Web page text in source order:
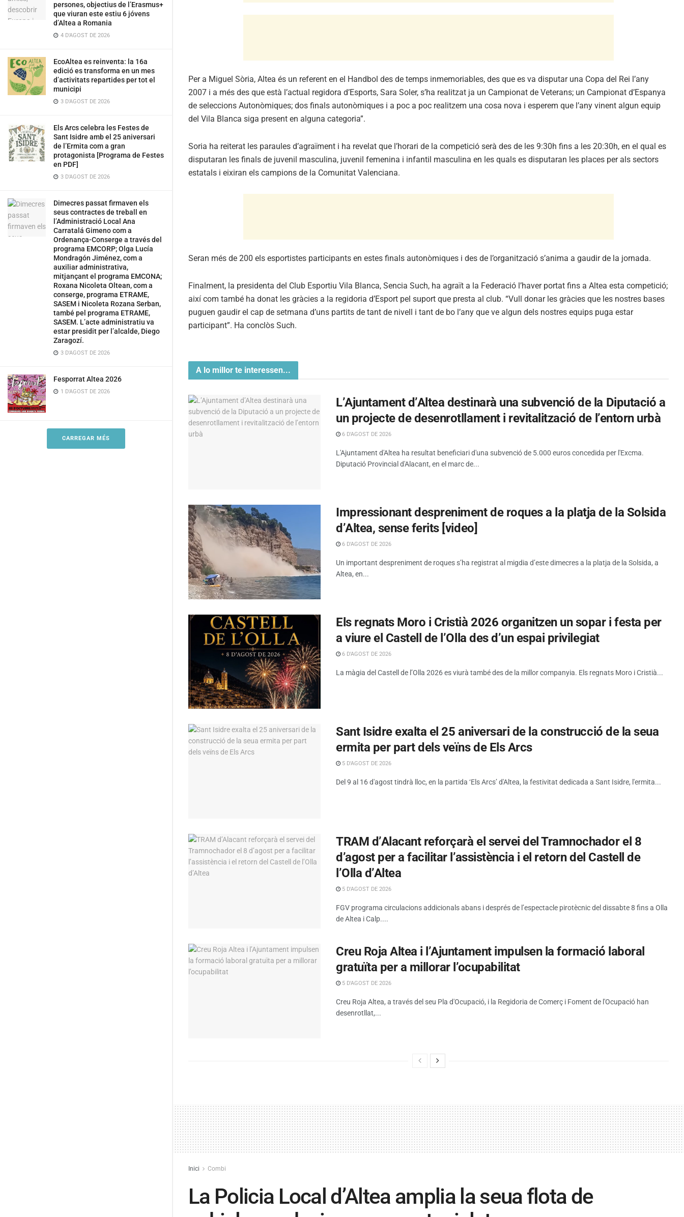
persones, objectius de l’Erasmus+
que viuran este estiu 6 jóvens
d’Altea a Romania
4 D'AGOST DE 2026
EcoAltea es reinventa: la 16a
edició es transforma en un mes
d’activitats repartides per tot el
municipi
3 D'AGOST DE 2026
Els Arcs celebra les Festes de
Sant Isidre amb el 25 aniversari
de l’Ermita com a gran
protagonista [Programa de Festes
en PDF]
3 D'AGOST DE 2026
Dimecres passat firmaven els
seus contractes de treball en
l’Administració Local Ana
Carratalá Gimeno com a
Ordenança-Conserge a través del
programa EMCORP; Olga Lucía
Mondragón Jiménez, com a
auxiliar administrativa,
mitjançant el programa EMCONA;
Roxana Nicoleta Oltean, com a
conserge, programa ETRAME,
SASEM i Nicoleta Rozana Serban,
també pel programa ETRAME,
SASEM. L’acte administratiu va
estar presidit per l’alcalde, Diego
Zaragozí.
3 D'AGOST DE 2026
Fesporrat Altea 2026
1 D'AGOST DE 2026
CARREGAR MÉS
Per a Miguel Sòria, Altea és un referent en el Handbol des de temps inmemoriables, des que es va disputar una Copa del Rei l’any
2007 i a més des que està l’actual regidora d’Esports, Sara Soler, s’ha realitzat ja un Campionat de Veterans; un Campionat d’Espanya
de seleccions Autonòmiques; dos finals autonòmiques i a poc a poc realitzem una cosa nova i esperem que l’any vinent algun equip
del Vila Blanca siga present en alguna categoria”.
Soria ha reiterat les paraules d’agraïment i ha revelat que l’horari de la competició serà des de les 9:30h fins a les 20:30h, en el qual es
disputaran les finals de juvenil masculina, juvenil femenina i infantil masculina en les quals es disputaran les places per als sectors
estatals i eixiran els campions de la Comunitat Valenciana.
Seran més de 200 els esportistes participants en estes finals autonòmiques i des de l’organització s’anima a gaudir de la jornada.
Finalment, la presidenta del Club Esportiu Vila Blanca, Sencia Such, ha agraït a la Federació l’haver portat fins a Altea esta competició;
així com també ha donat les gràcies a la regidoria d’Esport pel suport que presta al club. “Vull donar les gràcies que les nostres bases
puguen gaudir el cap de setmana d’uns partits de tant de nivell i tant de bo l’any que ve algun dels nostres equips puga estar
participant”. Ha conclòs Such.
A lo millor te interessen...
L’Ajuntament d’Altea destinarà una subvenció de la Diputació a
un projecte de desenrotllament i revitalització de l’entorn urbà
6 D'AGOST DE 2026
L'Ajuntament d'Altea ha resultat beneficiari d'una subvenció de 5.000 euros concedida per l'Excma.
Diputació Provincial d'Alacant, en el marc de...
Impressionant despreniment de roques a la platja de la Solsida
d’Altea, sense ferits [video]
6 D'AGOST DE 2026
Un important despreniment de roques s’ha registrat al migdia d’este dimecres a la platja de la Solsida, a
Altea, en...
Els regnats Moro i Cristià 2026 organitzen un sopar i festa per
a viure el Castell de l’Olla des d’un espai privilegiat
6 D'AGOST DE 2026
La màgia del Castell de l’Olla 2026 es viurà també des de la millor companyia. Els regnats Moro i Cristià...
Sant Isidre exalta el 25 aniversari de la construcció de la seua
ermita per part dels veïns de Els Arcs
5 D'AGOST DE 2026
Del 9 al 16 d'agost tindrà lloc, en la partida ‘Els Arcs’ d'Altea, la festivitat dedicada a Sant Isidre, l'ermita...
TRAM d’Alacant reforçarà el servei del Tramnochador el 8
d’agost per a facilitar l’assistència i el retorn del Castell de
l’Olla d’Altea
5 D'AGOST DE 2026
FGV programa circulacions addicionals abans i després de l’espectacle pirotècnic del dissabte 8 fins a Olla
de Altea i Calp....
Creu Roja Altea i l’Ajuntament impulsen la formació laboral
gratuïta per a millorar l’ocupabilitat
5 D'AGOST DE 2026
Creu Roja Altea, a través del seu Pla d'Ocupació, i la Regidoria de Comerç i Foment de l'Ocupació han
desenrotllat,...
Inici Combi
La Policia Local d’Altea amplia la seua flota de